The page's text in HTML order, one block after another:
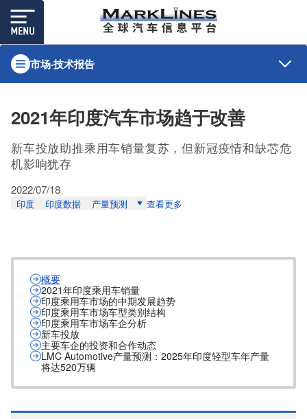
市场·技术报告
2021年印度汽车市场趋于改善
新车投放助推乘用车销量复苏，但新冠疫情和缺芯危
机影响犹存
2022/07/18
印度 印度数据 产量预测 查看更多
概要
2021年印度乘用车销量
印度乘用车市场的中期发展趋势
印度乘用车市场车型类别结构
印度乘用车市场车企分析
新车投放
主要车企的投资和合作动态
LMC Automotive产量预测：2025年印度轻型车年产量
将达520万辆